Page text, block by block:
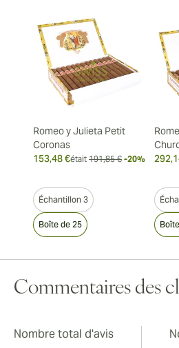
Romeo y Julieta Petit
Coronas
153,48 €était 191,85 € -20%
Échantillon 3
Boîte de 25
Commentaires des
Nombre total d'avis